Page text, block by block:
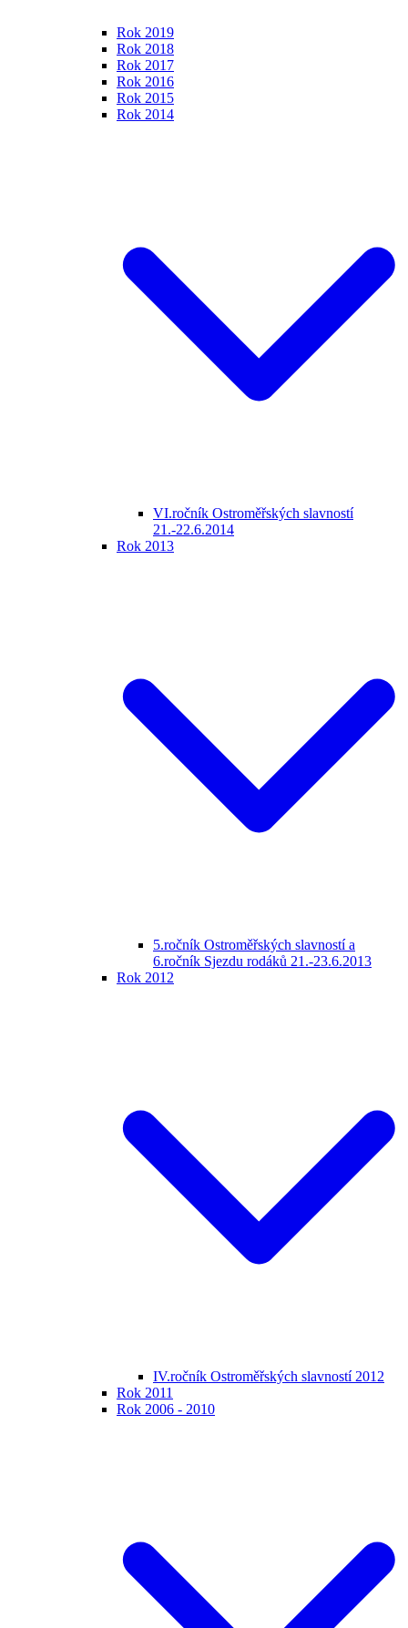
Rok 2019
Rok 2018
Rok 2017
Rok 2016
Rok 2015
Rok 2014
VI.ročník Ostroměřských slavností
21.-22.6.2014
Rok 2013
5.ročník Ostroměřských slavností a
6.ročník Sjezdu rodáků 21.-23.6.2013
Rok 2012
IV.ročník Ostroměřských slavností 2012
Rok 2011
Rok 2006 - 2010